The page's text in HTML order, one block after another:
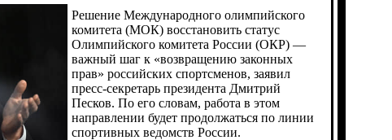
Решение Международного олимпийского
комитета (МОК) восстановить статус
Олимпийского комитета России (ОКР) —
важный шаг к «возвращению законных
прав» российских спортсменов, заявил
пресс-секретарь президента Дмитрий
Песков. По его словам, работа в этом
направлении будет продолжаться по линии
спортивных ведомств России.